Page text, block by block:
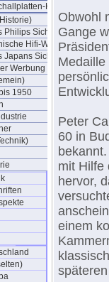
Historie
Sicht
Hifi-Welt
Sicht
Werbung
1950
Obwohl
Gange
Peter
60 in
mit Hilfe
hervor,
einem